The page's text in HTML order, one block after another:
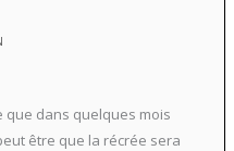
que dans quelques mois
être que la récrée sera